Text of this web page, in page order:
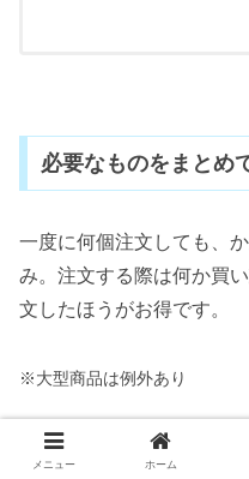
必要なものをまとめ
一度に何個注文しても、
み。注文する際は何か買
文したほうがお得です。
※大型商品は例外あり
メニュー ホーム